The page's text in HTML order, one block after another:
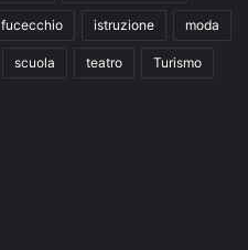
fucecchio istruzione moda
scuola teatro Turismo